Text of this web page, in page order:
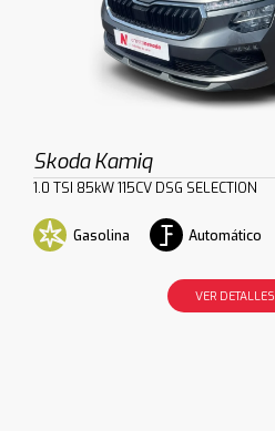
Skoda Kamiq
1.0 TSI 85kW 115CV DSG SELECTION
Gasolina Automático
VER DETALLES